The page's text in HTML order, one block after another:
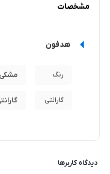
مشخصات
هدفون
رنگ مشکی
گارانتی
دیدگاه کاربرها